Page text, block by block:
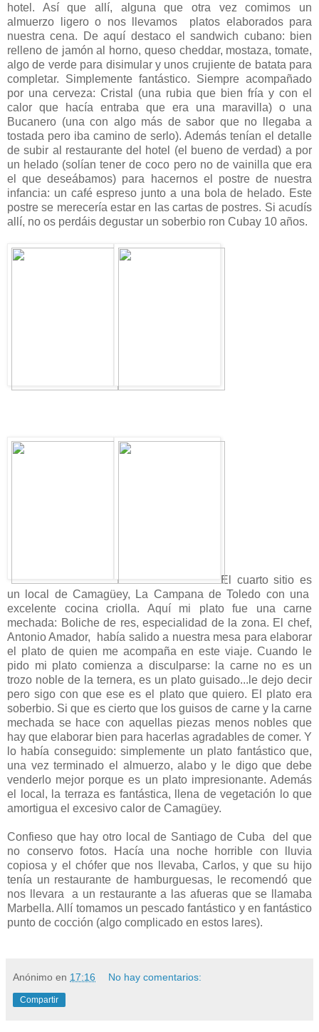
hotel. Así que allí, alguna que otra vez comimos un
almuerzo ligero o nos llevamos platos elaborados para
nuestra cena. De aquí destaco el sandwich cubano: bien
relleno de jamón al horno, queso cheddar, mostaza, tomate,
algo de verde para disimular y unos crujiente de batata para
completar. Simplemente fantástico. Siempre acompañado
por una cerveza: Cristal (una rubia que bien fría y con el
calor que hacía entraba que era una maravilla) o una
Bucanero (una con algo más de sabor que no llegaba a
tostada pero iba camino de serlo). Además tenían el detalle
de subir al restaurante del hotel (el bueno de verdad) a por
un helado (solían tener de coco pero no de vainilla que era
el que deseábamos) para hacernos el postre de nuestra
infancia: un café espreso junto a una bola de helado. Este
postre se merecería estar en las cartas de postres. Si acudís
allí, no os perdáis degustar un soberbio ron Cubay 10 años.
El cuarto sitio es
un local de Camagüey, La Campana de Toledo con una
excelente cocina criolla. Aquí mi plato fue una carne
mechada: Boliche de res, especialidad de la zona. El chef,
Antonio Amador, había salido a nuestra mesa para elaborar
el plato de quien me acompaña en este viaje. Cuando le
pido mi plato comienza a disculparse: la carne no es un
trozo noble de la ternera, es un plato guisado...le dejo decir
pero sigo con que ese es el plato que quiero. El plato era
soberbio. Si que es cierto que los guisos de carne y la carne
mechada se hace con aquellas piezas menos nobles que
hay que elaborar bien para hacerlas agradables de comer. Y
lo había conseguido: simplemente un plato fantástico que,
una vez terminado el almuerzo, alabo y le digo que debe
venderlo mejor porque es un plato impresionante. Además
el local, la terraza es fantástica, llena de vegetación lo que
amortigua el excesivo calor de Camagüey.
Confieso que hay otro local de Santiago de Cuba del que
no conservo fotos. Hacía una noche horrible con lluvia
copiosa y el chófer que nos llevaba, Carlos, y que su hijo
tenía un restaurante de hamburguesas, le recomendó que
nos llevara a un restaurante a las afueras que se llamaba
Marbella. Allí tomamos un pescado fantástico y en fantástico
punto de cocción (algo complicado en estos lares).
Anónimo en 17:16 No hay comentarios:
Compartir